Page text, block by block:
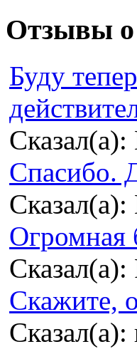
Отзывы о
Буду
Спасибо.
Огромная
Скажите,
Сказал(а):